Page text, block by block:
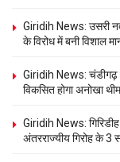
Giridih News: उसरी
के विरोध में बनी विशाल
Giridih News: चंडीगढ़
विकसित होगा अनोखा
Giridih News:
अंतरराज्यीय गिरोह के 3